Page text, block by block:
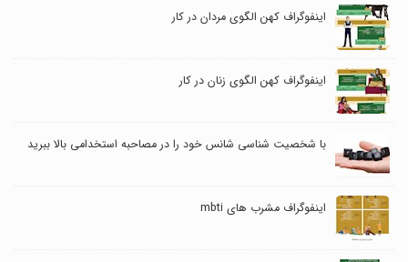
اینفوگراف کهن الگوی مردان در کار
اینفوگراف کهن الگوی زنان در کار
با شخصیت شناسی شانس خود را در مصاحبه استخدامی بالا ببرید
اینفوگراف مشرب های mbti